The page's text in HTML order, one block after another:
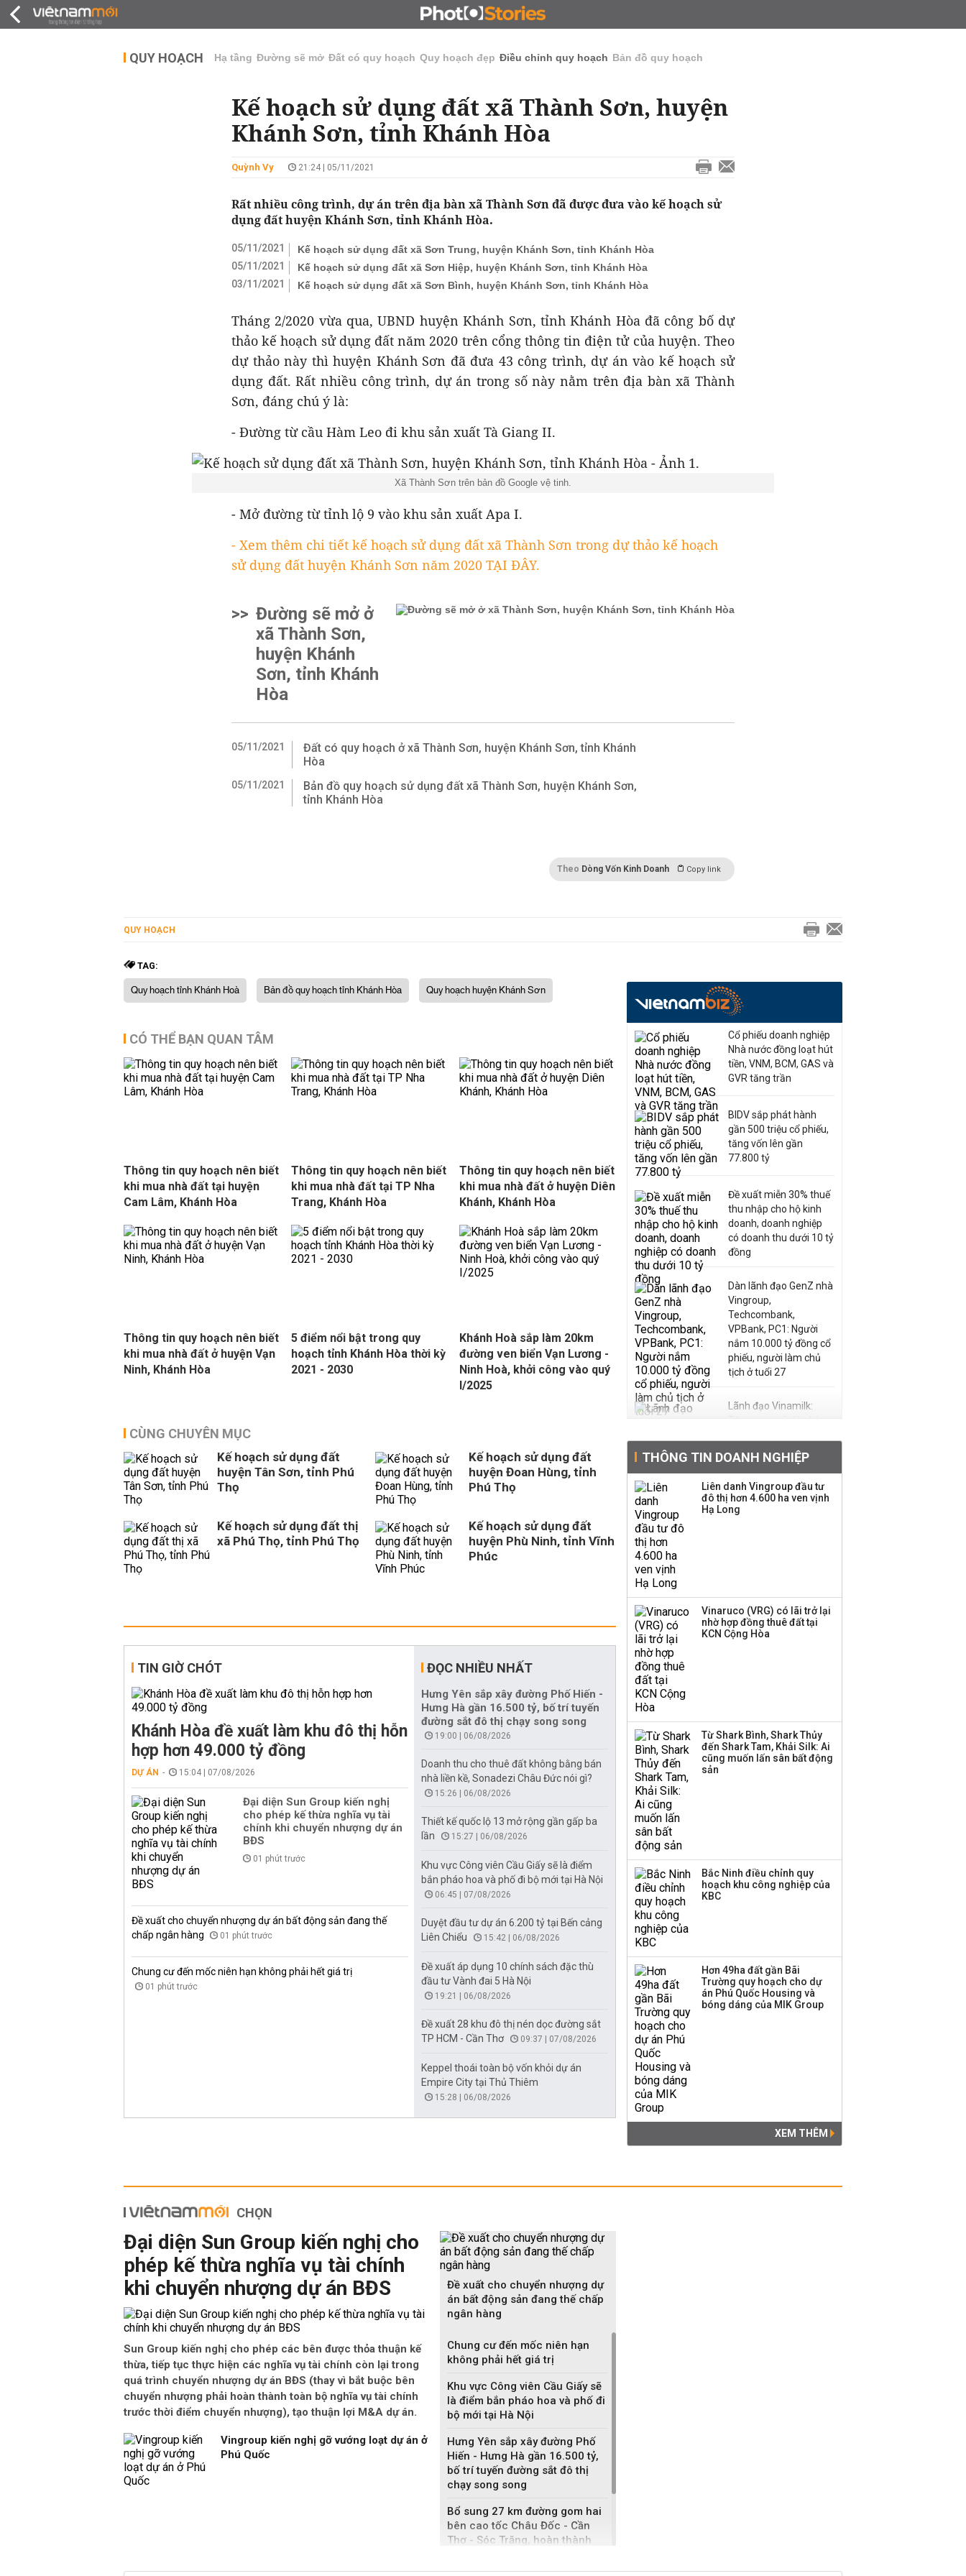
ĐẤU GIÁ - ĐẤU THẦU KINH DOANH
QUY HOẠCH Hạ tầng Đường sẽ mở Đất có quy hoạch Quy hoạch đẹp Điều chỉnh quy hoạch Bản đồ quy hoạch
Kế hoạch sử dụng đất xã Thành Sơn, huyện
Khánh Sơn, tỉnh Khánh Hòa
Quỳnh Vy 21:24 | 05/11/2021
Rất nhiều công trình, dự án trên địa bàn xã Thành Sơn đã được đưa vào kế hoạch sử
dụng đất huyện Khánh Sơn, tỉnh Khánh Hòa.
05/11/2021
Kế hoạch sử dụng đất xã Sơn Trung, huyện Khánh Sơn, tỉnh Khánh Hòa
05/11/2021
Kế hoạch sử dụng đất xã Sơn Hiệp, huyện Khánh Sơn, tỉnh Khánh Hòa
03/11/2021
Kế hoạch sử dụng đất xã Sơn Bình, huyện Khánh Sơn, tỉnh Khánh Hòa
Tháng 2/2020 vừa qua, UBND huyện Khánh Sơn, tỉnh Khánh Hòa đã công bố dự
thảo kế hoạch sử dụng đất năm 2020 trên cổng thông tin điện tử của huyện. Theo
dự thảo này thì huyện Khánh Sơn đã đưa 43 công trình, dự án vào kế hoạch sử
dụng đất. Rất nhiều công trình, dự án trong số này nằm trên địa bàn xã Thành
Sơn, đáng chú ý là:
- Đường từ cầu Hàm Leo đi khu sản xuất Tà Giang II.
Xã Thành Sơn trên bản đồ Google vệ tinh.
- Mở đường từ tỉnh lộ 9 vào khu sản xuất Apa I.
- Xem thêm chi tiết kế hoạch sử dụng đất xã Thành Sơn trong dự thảo kế hoạch
sử dụng đất huyện Khánh Sơn năm 2020 TẠI ĐÂY.
>> Đường sẽ mở ở
xã Thành Sơn,
huyện Khánh
Sơn, tỉnh Khánh
Hòa
05/11/2021
Đất có quy hoạch ở xã Thành Sơn, huyện Khánh Sơn, tỉnh Khánh
Hòa
05/11/2021
Bản đồ quy hoạch sử dụng đất xã Thành Sơn, huyện Khánh Sơn,
tỉnh Khánh Hòa
Theo Dòng Vốn Kinh Doanh Copy link
QUY HOẠCH
TAG:
Quy hoạch tỉnh Khánh Hoà Bản đồ quy hoạch tỉnh Khánh Hòa Quy hoạch huyện Khánh Sơn
CÓ THỂ BẠN QUAN TÂM
Thông tin quy hoạch nên biết
khi mua nhà đất tại huyện
Cam Lâm, Khánh Hòa
Thông tin quy hoạch nên biết
khi mua nhà đất tại TP Nha
Trang, Khánh Hòa
Thông tin quy hoạch nên biết
khi mua nhà đất ở huyện Diên
Khánh, Khánh Hòa
Thông tin quy hoạch nên biết
khi mua nhà đất ở huyện Vạn
Ninh, Khánh Hòa
5 điểm nổi bật trong quy
hoạch tỉnh Khánh Hòa thời kỳ
2021 - 2030
Khánh Hoà sắp làm 20km
đường ven biển Vạn Lương -
Ninh Hoà, khởi công vào quý
I/2025
CÙNG CHUYÊN MỤC
Kế hoạch sử dụng đất
huyện Tân Sơn, tỉnh Phú
Thọ
Kế hoạch sử dụng đất
huyện Đoan Hùng, tỉnh
Phú Thọ
Kế hoạch sử dụng đất thị
xã Phú Thọ, tỉnh Phú Thọ
Kế hoạch sử dụng đất
huyện Phù Ninh, tỉnh Vĩnh
Phúc
TIN GIỜ CHÓT
Khánh Hòa đề xuất làm khu đô thị hỗn
hợp hơn 49.000 tỷ đồng
DỰ ÁN 15:04 | 07/08/2026
Đại diện Sun Group kiến nghị
cho phép kế thừa nghĩa vụ tài
chính khi chuyển nhượng dự án
BĐS
01 phút trước
Đề xuất cho chuyển nhượng dự án bất động sản đang thế
chấp ngân hàng
01 phút trước
Chung cư đến mốc niên hạn không phải hết giá trị
01 phút trước
ĐỌC NHIỀU NHẤT
Hưng Yên sắp xây đường Phố Hiến -
Hưng Hà gần 16.500 tỷ, bố trí tuyến
đường sắt đô thị chạy song song
19:00 | 06/08/2026
Doanh thu cho thuê đất không bằng bán
nhà liền kề, Sonadezi Châu Đức nói gì?
15:26 | 06/08/2026
Thiết kế quốc lộ 13 mở rộng gần gấp ba
lần
15:27 | 06/08/2026
Khu vực Công viên Cầu Giấy sẽ là điểm
bắn pháo hoa và phố đi bộ mới tại Hà Nội
06:45 | 07/08/2026
Duyệt đầu tư dự án 6.200 tỷ tại Bến cảng
Liên Chiểu
15:42 | 06/08/2026
Đề xuất áp dụng 10 chính sách đặc thù
đầu tư Vành đai 5 Hà Nội
19:21 | 06/08/2026
Đề xuất 28 khu đô thị nén dọc đường sắt
TP HCM - Cần Thơ
09:37 | 07/08/2026
Keppel thoái toàn bộ vốn khỏi dự án
Empire City tại Thủ Thiêm
15:28 | 06/08/2026
Cổ phiếu doanh nghiệp
Nhà nước đồng loạt hút
tiền, VNM, BCM, GAS và
GVR tăng trần
BIDV sắp phát hành
gần 500 triệu cổ phiếu,
tăng vốn lên gần
77.800 tỷ
Đề xuất miễn 30% thuế
thu nhập cho hộ kinh
doanh, doanh nghiệp
có doanh thu dưới 10 tỷ
đồng
Dàn lãnh đạo GenZ nhà
Vingroup,
Techcombank,
VPBank, PC1: Người
nắm 10.000 tỷ đồng cổ
phiếu, người làm chủ
tịch ở tuổi 27
Lãnh đạo Vinamilk:
Tăng quy mô đàn bò
chốt giá nguyên liệu
đến tháng 11
Việt Nam muốn phát
triển quỹ hưu trí: Từ tiết
việc tài trợ cho 18 dự án
Vingroup, Sungroup và
4 lần cổ phiếu HAG
Thành viên HĐQT
THÔNG TIN DOANH NGHIỆP
Liên danh Vingroup đầu tư
đô thị hơn 4.600 ha ven vịnh
Hạ Long
Vinaruco (VRG) có lãi trở lại
nhờ hợp đồng thuê đất tại
KCN Cộng Hòa
Từ Shark Bình, Shark Thủy
đến Shark Tam, Khải Silk: Ai
cũng muốn lấn sân bất động
sản
Bắc Ninh điều chỉnh quy
hoạch khu công nghiệp của
KBC
Hơn 49ha đất gần Bãi
Trường quy hoạch cho dự
án Phú Quốc Housing và
bóng dáng của MIK Group
XEM THÊM
CHỌN
Đại diện Sun Group kiến nghị cho
phép kế thừa nghĩa vụ tài chính
khi chuyển nhượng dự án BĐS
Sun Group kiến nghị cho phép các bên được thỏa thuận kế
thừa, tiếp tục thực hiện các nghĩa vụ tài chính còn lại trong
quá trình chuyển nhượng dự án BĐS (thay vì bắt buộc bên
chuyển nhượng phải hoàn thành toàn bộ nghĩa vụ tài chính
trước thời điểm chuyển nhượng), tạo thuận lợi M&A dự án.
Vingroup kiến nghị gỡ vướng loạt dự án ở
Phú Quốc
Đề xuất cho chuyển nhượng dự
án bất động sản đang thế chấp
ngân hàng
Chung cư đến mốc niên hạn
không phải hết giá trị
Khu vực Công viên Cầu Giấy sẽ
là điểm bắn pháo hoa và phố đi
bộ mới tại Hà Nội
Hưng Yên sắp xây đường Phố
Hiến - Hưng Hà gần 16.500 tỷ,
bố trí tuyến đường sắt đô thị
chạy song song
Bổ sung 27 km đường gom hai
bên cao tốc Châu Đốc - Cần
Thơ - Sóc Trăng, hoàn thành